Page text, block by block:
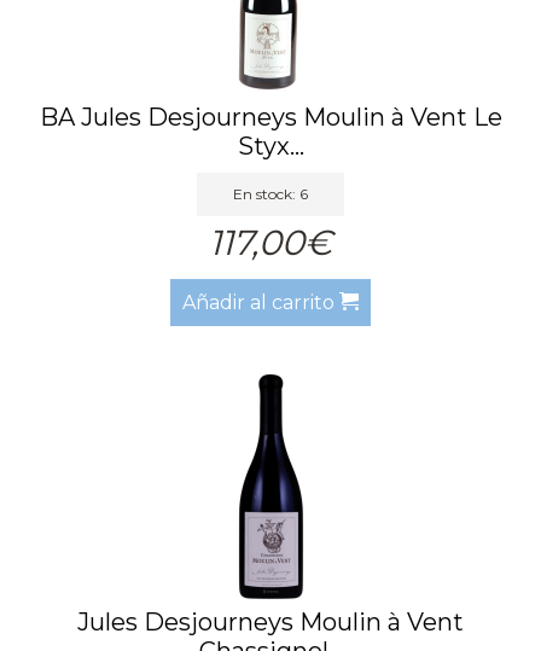
BA Jules Desjourneys Moulin à Vent Le
Styx...
En stock: 6
117,00€
Añadir al carrito
Jules Desjourneys Moulin à Vent